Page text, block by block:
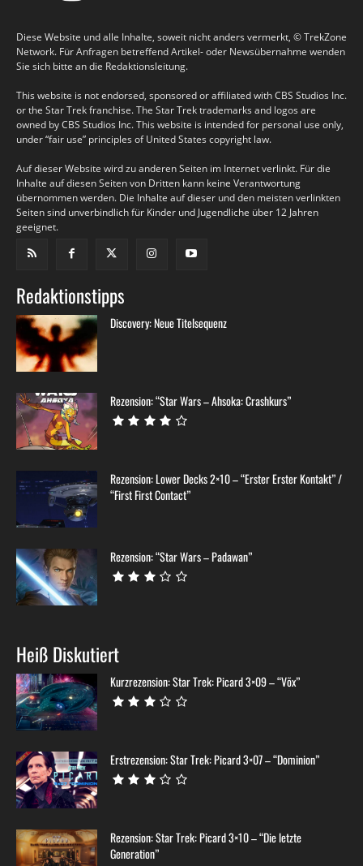
Diese Website und alle Inhalte, soweit nicht anders vermerkt, © TrekZone
Network. Für Anfragen betreffend Artikel- oder Newsübernahme wenden
Sie sich bitte an die Redaktionsleitung.
This website is not endorsed, sponsored or affiliated with CBS Studios Inc.
or the Star Trek franchise. The Star Trek trademarks and logos are
owned by CBS Studios Inc. This website is intended for personal use only,
under “fair use” principles of United States copyright law.
Auf dieser Website wird zu anderen Seiten im Internet verlinkt. Für die
Inhalte auf diesen Seiten von Dritten kann keine Verantwortung
übernommen werden. Die Inhalte auf dieser und den meisten verlinkten
Seiten sind unverbindlich für Kinder und Jugendliche über 12 Jahren
geeignet.
Redaktionstipps
Discovery: Neue Titelsequenz
Rezension: “Star Wars – Ahsoka: Crashkurs”
Rezension: Lower Decks 2×10 – “Erster Erster Kontakt” /
“First First Contact”
Rezension: “Star Wars – Padawan”
Heiß Diskutiert
Kurzrezension: Star Trek: Picard 3×09 – “Võx”
Erstrezension: Star Trek: Picard 3×07 – “Dominion”
Rezension: Star Trek: Picard 3×10 – “Die letzte
Generation”